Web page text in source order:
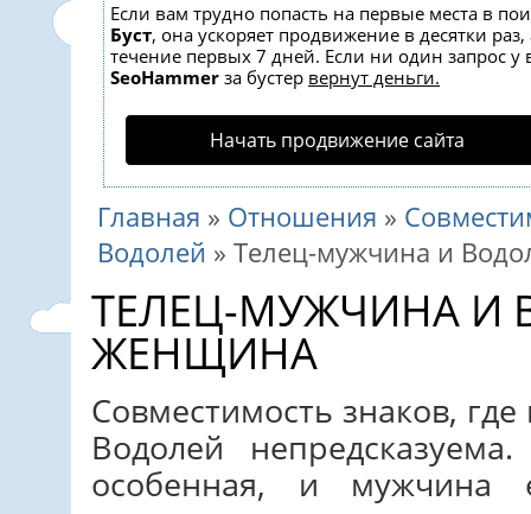
Если вам трудно попасть на первые места в
Буст, она ускоряет продвижение в десятки
течение первых 7 дней. Если ни один запрос у
SeoHammer за бустер вернут деньги.
Начать продвижение сайта
Главная » Отношения »
Водолей » Телец-мужчина и
ТЕЛЕЦ-МУЖЧИНА И
ЖЕНЩИНА
Совместимость знаков,
Водолей
особенная, и